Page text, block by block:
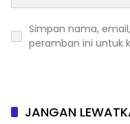
Simpan nama,
peramban ini untuk
JANGAN